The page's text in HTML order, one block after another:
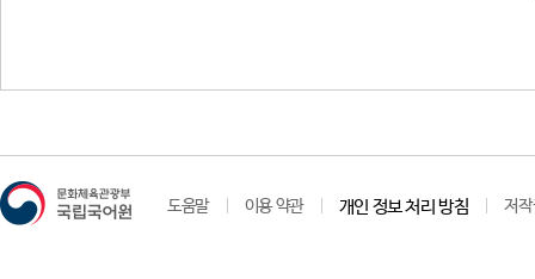
도움말 이용 약관 개인 정보 처리 방침 저